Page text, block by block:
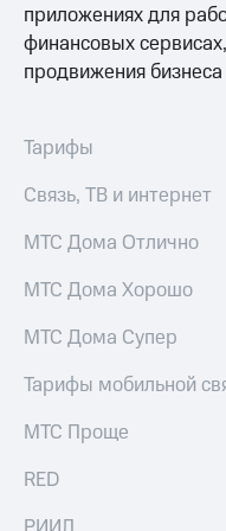
приложениях для
финансовых
продвижения
Тарифы
Связь, ТВ и интернет
МТС Дома Отлично
МТС Дома Хорошо
МТС Дома Супер
Тарифы мобильной
МТС Проще
RED